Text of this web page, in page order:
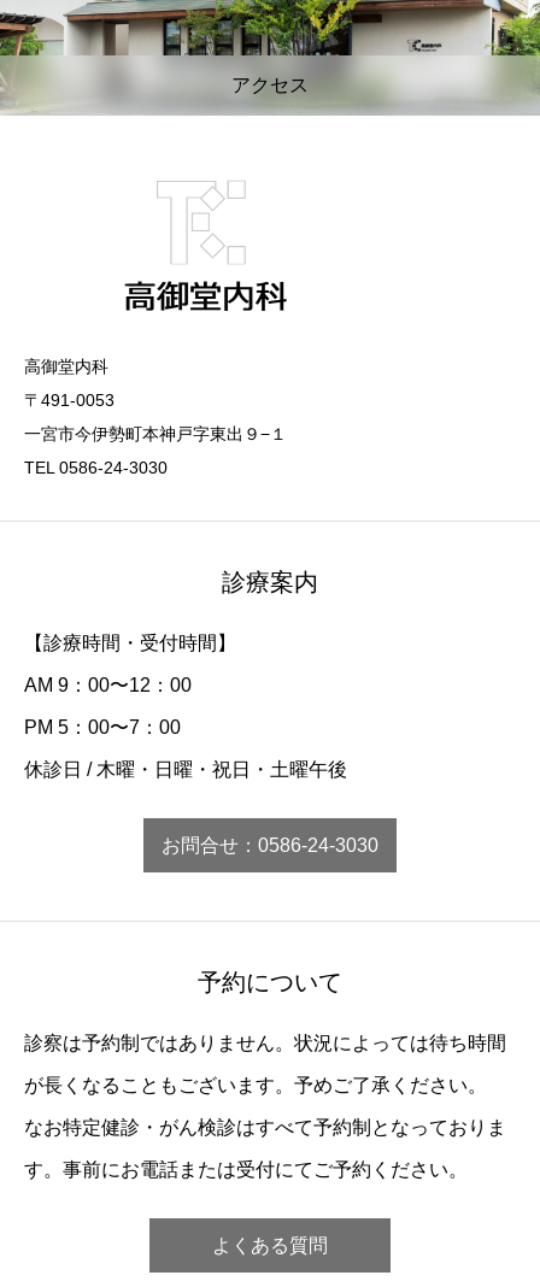
アクセス
高御堂内科
〒491-0053
一宮市今伊勢町本神戸字東出９−１
TEL 0586-24-3030
診療案内
【診療時間・受付時間】
AM 9：00〜12：00
PM 5：00〜7：00
休診日 / 木曜・日曜・祝日・土曜午後
お問合せ：0586-24-3030
予約について
診察は予約制ではありません。状況によっては待ち時間
が長くなることもございます。予めご了承ください。
なお特定健診・がん検診はすべて予約制となっておりま
す。事前にお電話または受付にてご予約ください。
よくある質問